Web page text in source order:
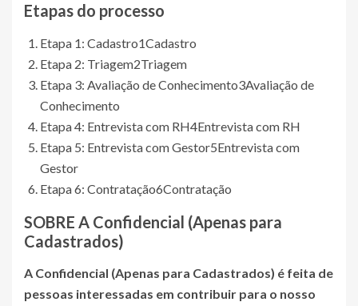
Etapas do processo
Etapa 1: Cadastro1Cadastro
Etapa 2: Triagem2Triagem
Etapa 3: Avaliação de Conhecimento3Avaliação de
Conhecimento
Etapa 4: Entrevista com RH4Entrevista com RH
Etapa 5: Entrevista com Gestor5Entrevista com
Gestor
Etapa 6: Contratação6Contratação
SOBRE A Confidencial (Apenas para
Cadastrados)
A Confidencial (Apenas para Cadastrados) é feita de
pessoas interessadas em contribuir para o nosso